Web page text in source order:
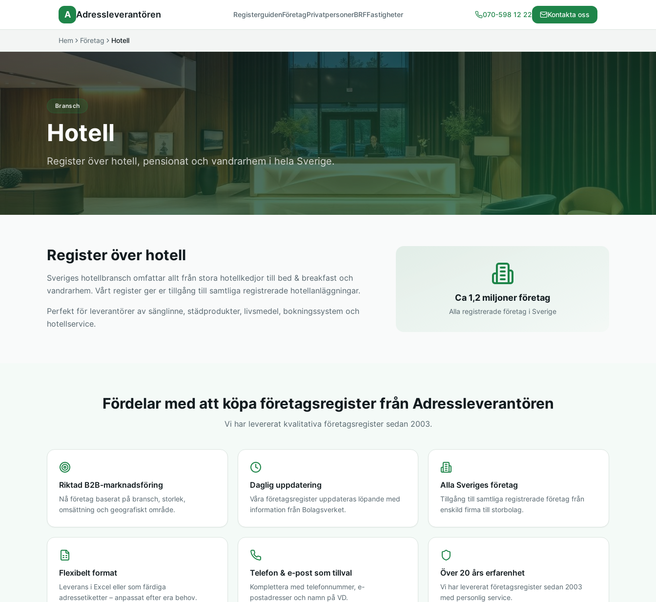
A Adressleverantören RegisterguidenFöretagPrivatpersonerBRFFastigheter 070-598 12 22 Kontakta oss
Hem Företag Hotell
Bransch
Hotell
Register över hotell, pensionat och vandrarhem i hela Sverige.
Register över hotell
Sveriges hotellbransch omfattar allt från stora hotellkedjor till bed & breakfast och
vandrarhem. Vårt register ger er tillgång till samtliga registrerade hotellanläggningar.
Perfekt för leverantörer av sänglinne, städprodukter, livsmedel, bokningssystem och
hotellservice.
Ca 1,2 miljoner företag
Alla registrerade företag i Sverige
Fördelar med att köpa företagsregister från Adressleverantören
Vi har levererat kvalitativa företagsregister sedan 2003.
Riktad B2B-marknadsföring
Nå företag baserat på bransch, storlek,
omsättning och geografiskt område.
Daglig uppdatering
Våra företagsregister uppdateras löpande med
information från Bolagsverket.
Alla Sveriges företag
Tillgång till samtliga registrerade företag från
enskild firma till storbolag.
Flexibelt format
Leverans i Excel eller som färdiga
adressetiketter – anpassat efter era behov.
Telefon & e-post som tillval
Komplettera med telefonnummer, e-
postadresser och namn på VD.
Över 20 års erfarenhet
Vi har levererat företagsregister sedan 2003
med personlig service.